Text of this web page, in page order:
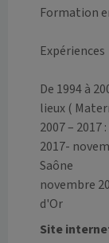
Formation
Expériences
De 1994 à
lieux (
2007 –
2017-
Saône
novembre
Site